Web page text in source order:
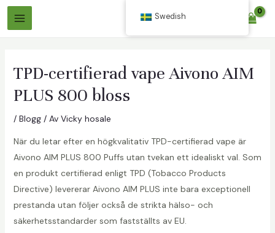
Hoppa
Huvudmeny
TPD-certifierad vape Aivono AIM
PLUS 800 bloss
/ Blogg/ Av Vicky hosale
När du letar efter en högkvalitativ TPD-certifierad vape är
Aivono AIM PLUS 800 Puffs utan tvekan ett idealiskt val. Som
en produkt certifierad enligt TPD (Tobacco Products
Directive) levererar Aivono AIM PLUS inte bara exceptionell
prestanda utan följer också de strikta hälso- och
säkerhetsstandarder som fastställts av EU.
Swedish